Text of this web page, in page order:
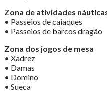
Zona de atividades
• Passeios de caiaques
• Passeios de barcos dragão
Zona dos jogos de mesa
• Xadrez
• Damas
• Dominó
• Sueca